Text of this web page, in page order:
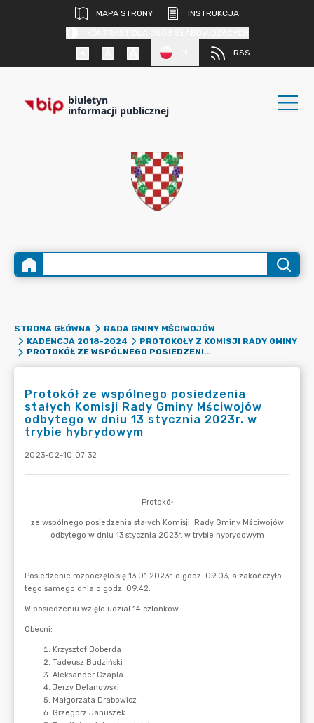
MAPA STRONY
INSTRUKCJA
RSS
biuletyn
informacji publicznej
STRONA GŁÓWNA
RADA GMINY MŚCIWOJÓW
KADENCJA 2018-2024
PROTOKOŁY Z KOMISJI RADY GMINY
PROTOKÓŁ ZE WSPÓLNEGO POSIEDZENIA STAŁYCH KOMISJI RADY GMINY MŚCIWOJÓW ODBYTEGO W DNIU 13 STYCZNIA 2023R. W TRYBIE HYBRYDOWYM
Protokół ze wspólnego posiedzenia
stałych Komisji Rady Gminy Mściwojów
odbytego w dniu 13 stycznia 2023r. w
trybie hybrydowym
2023-02-10 07:32